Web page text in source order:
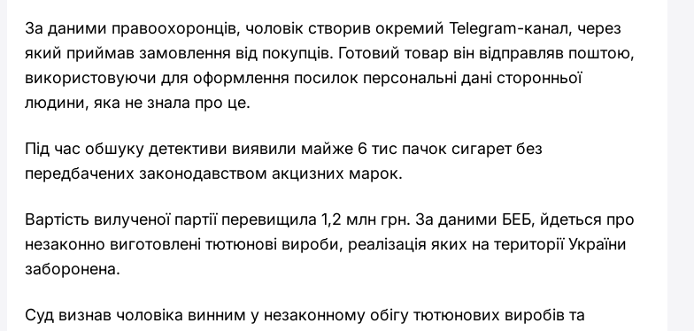
За даними правоохоронців, чоловік створив окремий Telegram-канал, через
який приймав замовлення від покупців. Готовий товар він відправляв поштою,
використовуючи для оформлення посилок персональні дані сторонньої
людини, яка не знала про це.
Під час обшуку детективи виявили майже 6 тис пачок сигарет без
передбачених законодавством акцизних марок.
Вартість вилученої партії перевищила 1,2 млн грн. За даними БЕБ, йдеться про
незаконно виготовлені тютюнові вироби, реалізація яких на території України
заборонена.
Суд визнав чоловіка винним у незаконному обігу тютюнових виробів та